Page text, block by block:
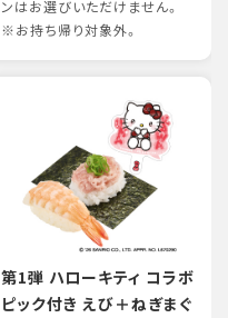
ンはお選びいただけません。
※お持ち帰り対象外。
第1弾 ハローキティ コラボ
ピック付き えび＋ねぎまぐ